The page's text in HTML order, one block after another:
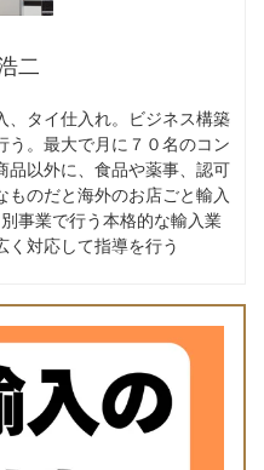
二
、タイ仕入れ。ビジネス構築
う。最大で月に７０名のコン
品以外に、食品や薬事、認可
のだと海外のお店ごと輸入
事業で行う本格的な輸入業
く対応して指導を行う